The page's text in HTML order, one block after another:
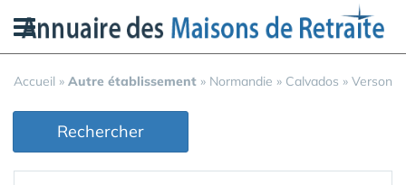
Accueil » Autre établissement » Normandie » Calvados » Verson
Rechercher